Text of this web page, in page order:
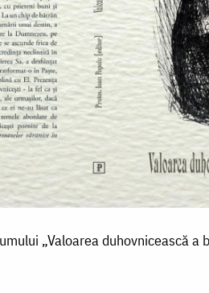
„Valoarea duhovnicească a